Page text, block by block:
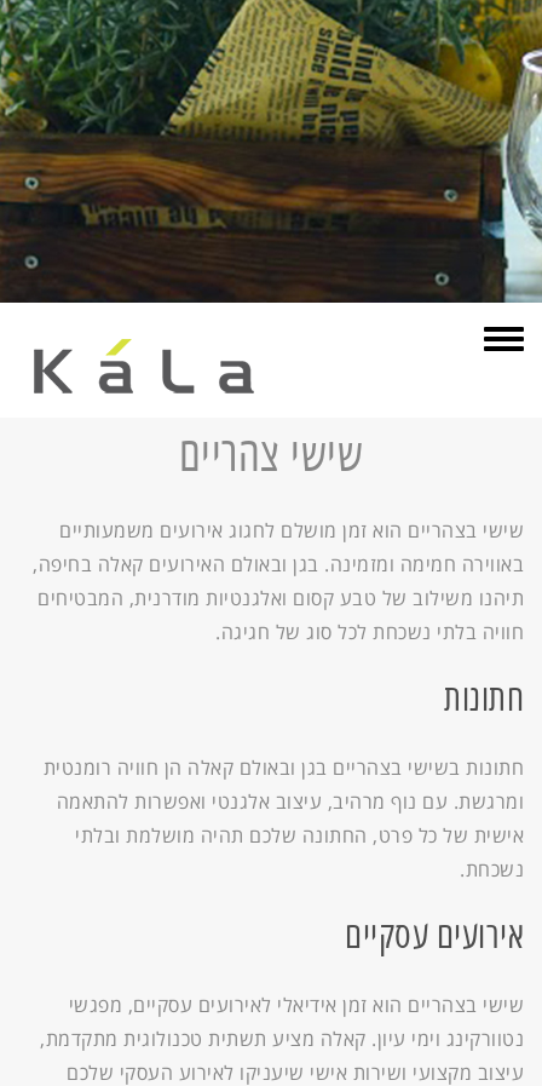
תפריט
שישי צהריים
שישי בצהריים הוא זמן מושלם לחגוג אירועים משמעותיים
באווירה חמימה ומזמינה. בגן ובאולם האירועים קאלה בחיפה,
תיהנו משילוב של טבע קסום ואלגנטיות מודרנית, המבטיחים
חוויה בלתי נשכחת לכל סוג של חגיגה.
חתונות
חתונות בשישי בצהריים בגן ובאולם קאלה הן חוויה רומנטית
ומרגשת. עם נוף מרהיב, עיצוב אלגנטי ואפשרות להתאמה
אישית של כל פרט, החתונה שלכם תהיה מושלמת ובלתי
נשכחת.
אירועים עסקיים
שישי בצהריים הוא זמן אידיאלי לאירועים עסקיים, מפגשי
נטוורקינג וימי עיון. קאלה מציע תשתית טכנולוגית מתקדמת,
עיצוב מקצועי ושירות אישי שיעניקו לאירוע העסקי שלכם